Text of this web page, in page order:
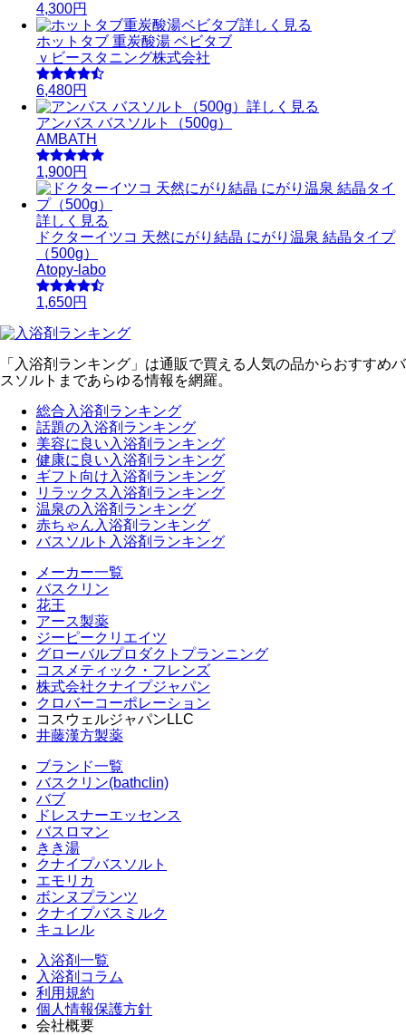
4,300円
詳しく見る
ホットタブ 重炭酸湯 ベビタブ
ｖビースタニング株式会社
6,480円
詳しく見る
アンバス バスソルト（500g）
AMBATH
1,900円
詳しく見る
ドクターイツコ 天然にがり結晶 にがり温泉 結晶タイプ
（500g）
Atopy-labo
1,650円
「入浴剤ランキング」は通販で買える人気の品からおすすめバ
スソルトまであらゆる情報を網羅。
総合入浴剤ランキング
話題の入浴剤ランキング
美容に良い入浴剤ランキング
健康に良い入浴剤ランキング
ギフト向け入浴剤ランキング
リラックス入浴剤ランキング
温泉の入浴剤ランキング
赤ちゃん入浴剤ランキング
バスソルト入浴剤ランキング
メーカー一覧
バスクリン
花王
アース製薬
ジーピークリエイツ
グローバルプロダクトプランニング
コスメティック・フレンズ
株式会社クナイプジャパン
クロバーコーポレーション
コスウェルジャパンLLC
井藤漢方製薬
ブランド一覧
バスクリン(bathclin)
バブ
ドレスナーエッセンス
バスロマン
きき湯
クナイプバスソルト
エモリカ
ボンヌプランツ
クナイプバスミルク
キュレル
入浴剤一覧
入浴剤コラム
利用規約
個人情報保護方針
会社概要